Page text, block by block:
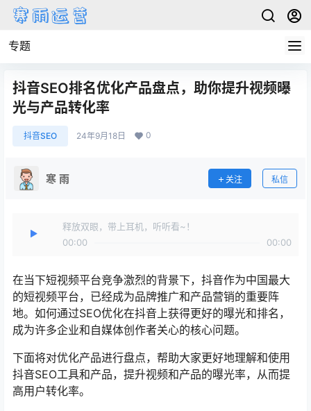
专题
抖音SEO排名优化产品盘点，助你提升视频曝
光与产品转化率
抖音SEO 24年9月18日 0
寒 雨 关注 私信
释放双眼，带上耳机，听听看~！
00:00
00:00
在当下短视频平台竞争激烈的背景下，抖音作为中国最大
的短视频平台，已经成为品牌推广和产品营销的重要阵
地。如何通过SEO优化在抖音上获得更好的曝光和排名，
成为许多企业和自媒体创作者关心的核心问题。
下面将对优化产品进行盘点，帮助大家更好地理解和使用
抖音SEO工具和产品，提升视频和产品的曝光率，从而提
高用户转化率。